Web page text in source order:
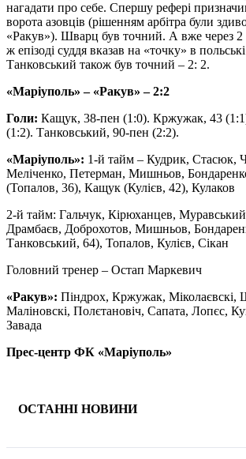
нагадати про себе. Спершу рефері
ворота азовців (рішенням арбітра були
«Ракув»). Шварц був точний. А вже через
ж епізоді суддя вказав на «точку» в
Танковський також був точний – 2: 2.
«Маріуполь» – «Ракув» – 2:2
Голи: Кащук, 38-пен (1:0). Кржужак, 43
(1:2). Танковський, 90-пен (2:2).
«Маріуполь»: 1-й тайм – Кудрик, Стасюк,
Меліченко, Петерман, Мишньов,
(Топалов, 36), Кащук (Кулієв, 42), Кулаков
2-й тайм: Гальчук, Кірюханцев,
Драмбаєв, Доброхотов, Мишньов,
Танковський, 64), Топалов, Кулієв, Сікан
Головний тренер – Остап Маркевич
«Ракув»: Піндрох, Кржужак, Міколаєвскі,
Маліновскі, Полєтановіч, Сапата, Лопєс,
Завада
Прес-центр ФК «Маріуполь»
ОСТАННІ НОВИНИ